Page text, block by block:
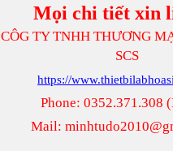
Mọi chi tiết xin
CÔG TY TNHH THƯƠNG
SCS
https://
Phone: 0352.371.308
Mail: